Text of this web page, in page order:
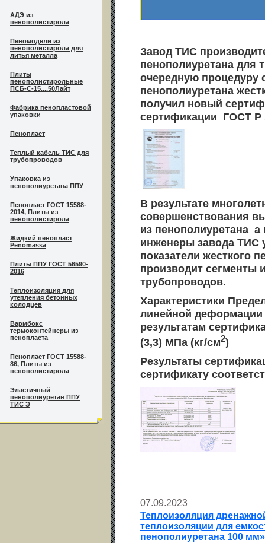
АДЭ из
пенополистирола
Пеномодели из
пенополистирола для
литья металла
Плиты
пенополистирольные
ПСБ-С-15....50Лайт
Фабрика пенопластовой
упаковки
Пенопласт
Теплый кабель ТИС для
трубопроводов
Упаковка из
пенополиуретана ППУ
Пенопласт ГОСТ 15588-
2014, Плиты из
пенополистирола
Жидкий пенопласт
Penomassa
Плиты ППУ ГОСТ 56590-
2016
Теплоизоляция для
утепления бетонных
колодцев
Вармбокс
термоконтейнеры из
пенопласта
Пенопласт ГОСТ 15588-
86, Плиты из
пенополистирола
Эластичный
пенополиуретан ППУ
ТИС Э
Завод ТИС
пенополиуретана для
очередную процедуру
пенополиуретана
получил новый
сертификации ГОСТ
В результате
совершенствования
из пенополиуретана
инженеры завода ТИС
показатели жесткого
производит сегменты
трубопроводов.
Характеристики
линейной деформации
результатам
(3,3) МПа (кг/см2)
Результаты
сертификату
07.09.2023
Теплоизоляция
теплоизоляции для
пенополиуретана 100